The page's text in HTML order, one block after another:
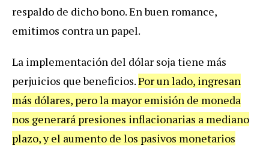
respaldo de dicho bono. En buen romance,
emitimos contra un papel.
La implementación del dólar soja tiene más
perjuicios que beneficios.Por un lado, ingresan
más dólares, pero la mayor emisión de moneda
nos generará presiones inflacionarias a mediano
plazo, y el aumento de los pasivos monetarios